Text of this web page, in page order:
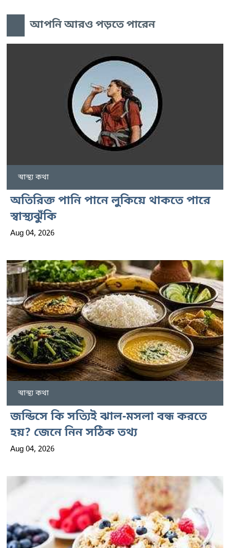
আপনি আরও পড়তে পারেন
স্বাস্থ্য কথা
অতিরিক্ত পানি পানে লুকিয়ে থাকতে পারে
স্বাস্থ্যঝুঁকি
Aug 04, 2026
স্বাস্থ্য কথা
জন্ডিসে কি সত্যিই ঝাল-মসলা বন্ধ করতে
হয়? জেনে নিন সঠিক তথ্য
Aug 04, 2026